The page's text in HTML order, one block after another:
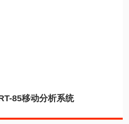
85移动分析系统